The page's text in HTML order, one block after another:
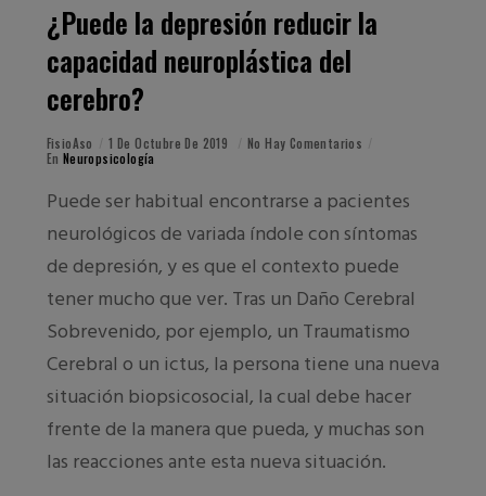
¿Puede la depresión reducir la
capacidad neuroplástica del
cerebro?
FisioAso 1 De Octubre De 2019
No Hay Comentarios
En Neuropsicología
Puede ser habitual encontrarse a pacientes
neurológicos de variada índole con síntomas
de depresión, y es que el contexto puede
tener mucho que ver. Tras un Daño Cerebral
Sobrevenido, por ejemplo, un Traumatismo
Cerebral o un ictus, la persona tiene una nueva
situación biopsicosocial, la cual debe hacer
frente de la manera que pueda, y muchas son
las reacciones ante esta nueva situación.